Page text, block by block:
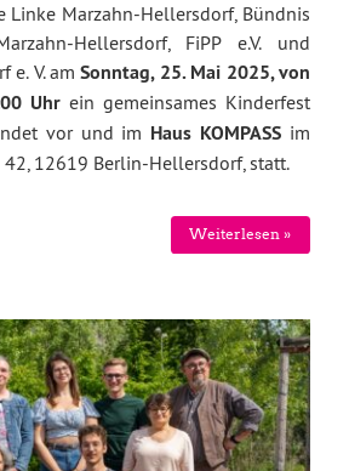
Linke Marzahn-Hellersdorf, Bündnis
Hellersdorf, FiPP e.V. und
e. V. amSonntag, 25. Mai 2025, von
Uhr ein gemeinsames Kinderfest
vor und im Haus KOMPASS im
12619 Berlin-Hellersdorf, statt.
Weiterlesen »